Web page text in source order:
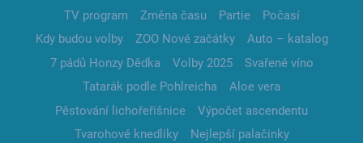
TV program
Změna času Partie
Počasí
Kdy budou volby
ZOO Nové začátky
Auto – katalog
7 pádů Honzy Dědka
Volby 2025
Svařené víno
Tatarák podle Pohlreicha
Aloe vera
Pěstování lichořeřišnice
Výpočet ascendentu
Tvarohové knedlíky
Nejlepší palačinky